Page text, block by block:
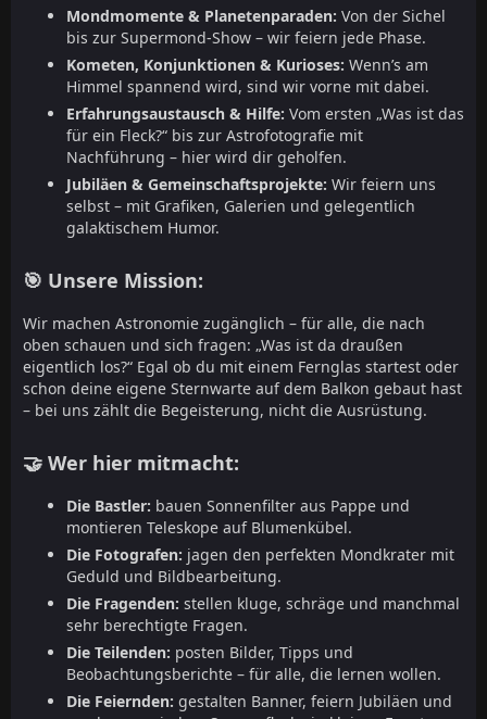
Mondmomente & Planetenparaden: Von der Sichel
bis zur Supermond-Show – wir feiern jede Phase.
Kometen, Konjunktionen & Kurioses: Wenn’s am
Himmel spannend wird, sind wir vorne mit dabei.
Erfahrungsaustausch & Hilfe: Vom ersten „Was ist das
für ein Fleck?“ bis zur Astrofotografie mit
Nachführung – hier wird dir geholfen.
Jubiläen & Gemeinschaftsprojekte: Wir feiern uns
selbst – mit Grafiken, Galerien und gelegentlich
galaktischem Humor.
🎯 Unsere Mission:
Wir machen Astronomie zugänglich – für alle, die nach
oben schauen und sich fragen: „Was ist da draußen
eigentlich los?“ Egal ob du mit einem Fernglas startest oder
schon deine eigene Sternwarte auf dem Balkon gebaut hast
– bei uns zählt die Begeisterung, nicht die Ausrüstung.
🤝 Wer hier mitmacht:
Die Bastler: bauen Sonnenfilter aus Pappe und
montieren Teleskope auf Blumenkübel.
Die Fotografen: jagen den perfekten Mondkrater mit
Geduld und Bildbearbeitung.
Die Fragenden: stellen kluge, schräge und manchmal
sehr berechtigte Fragen.
Die Teilenden: posten Bilder, Tipps und
Beobachtungsberichte – für alle, die lernen wollen.
Die Feiernden: gestalten Banner, feiern Jubiläen und